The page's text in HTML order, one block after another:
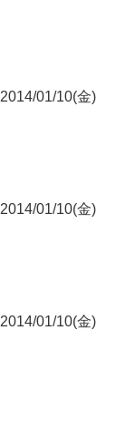
2014/01/10(金)
2014/01/10(金)
2014/01/10(金)